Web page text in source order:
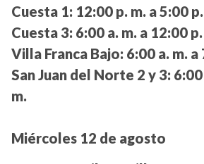
Cuesta 1: 12:00 p. m. a 5:00
Cuesta 3: 6:00 a. m. a 12:00
Villa Franca Bajo: 6:00 a. m. a
San Juan del Norte 2 y 3:
m.
Miércoles 12 de agosto